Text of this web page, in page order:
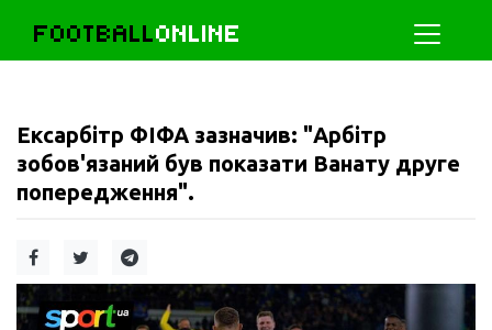
FOOTBALLONLINE
Ексарбітр ФІФА зазначив: "Арбітр
зобов'язаний був показати Ванату друге
попередження".